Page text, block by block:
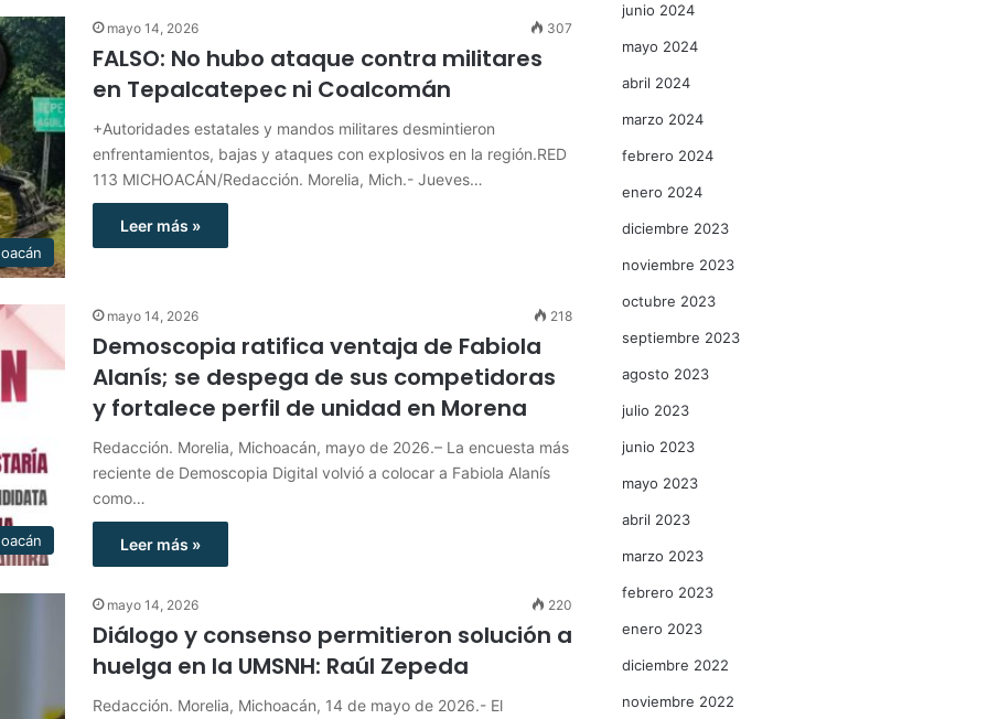
mayo 14, 2026 307
FALSO: No hubo ataque contra militares
en Tepalcatepec ni Coalcomán
+Autoridades estatales y mandos militares desmintieron
enfrentamientos, bajas y ataques con explosivos en la región.RED
113 MICHOACÁN/Redacción. Morelia, Mich.- Jueves…
Leer más »
mayo 14, 2026 218
Demoscopia ratifica ventaja de Fabiola
Alanís; se despega de sus competidoras
y fortalece perfil de unidad en Morena
Redacción. Morelia, Michoacán, mayo de 2026.– La encuesta más
reciente de Demoscopia Digital volvió a colocar a Fabiola Alanís
como…
Leer más »
mayo 14, 2026 220
Diálogo y consenso permitieron solución a
huelga en la UMSNH: Raúl Zepeda
Redacción. Morelia, Michoacán, 14 de mayo de 2026.- El
junio 2024
mayo 2024
abril 2024
marzo 2024
febrero 2024
enero 2024
diciembre 2023
noviembre 2023
octubre 2023
septiembre 2023
agosto 2023
julio 2023
junio 2023
mayo 2023
abril 2023
marzo 2023
febrero 2023
enero 2023
diciembre 2022
noviembre 2022